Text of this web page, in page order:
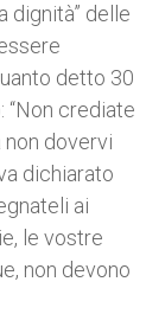
dignità” delle
detto 30
“Non crediate
dovervi
dichiarato
ai
le vostre
non devono